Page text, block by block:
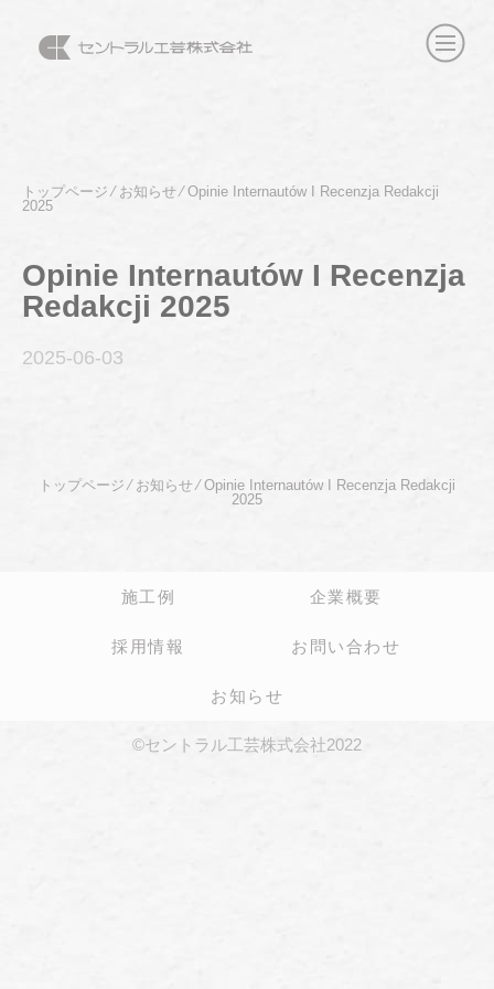
トップページ⁄ お知らせ⁄Opinie Internautów I Recenzja Redakcji
2025
Opinie Internautów I Recenzja
Redakcji 2025
2025-06-03
トップページ ⁄ お知らせ⁄Opinie Internautów I Recenzja Redakcji
2025
施工例 企業概要
採用情報 お問い合わせ
お知らせ
©セントラル工芸株式会社2022